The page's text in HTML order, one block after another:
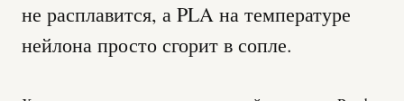
не расплавится, а PLA на температуре
нейлона просто сгорит в сопле.